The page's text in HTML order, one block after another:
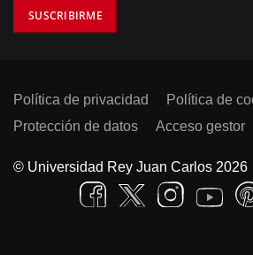
SUSCRIBIRME
Política de privacidad
Política de
Protección de datos
Acceso gestor
© Universidad Rey Juan Carlos 2026